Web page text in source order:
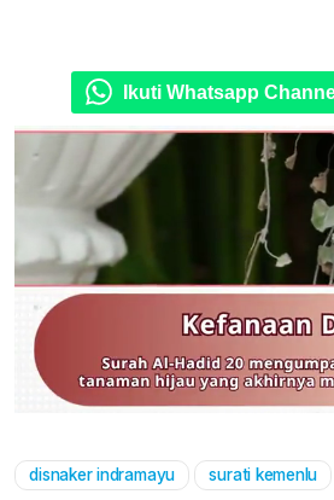
Ikuti Whatsapp
disnaker indramayu surati kemenlu